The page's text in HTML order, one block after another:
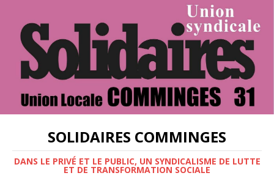
SOLIDAIRES COMMINGES
DANS LE PRIVÉ ET LE PUBLIC, UN SYNDICALISME DE LUTTE
ET DE TRANSFORMATION SOCIALE